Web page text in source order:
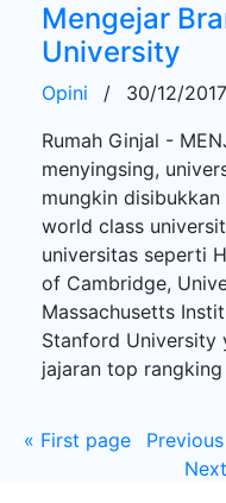
Mengejar
University
Opini /
30/12/2017
Rumah Ginjal -
menyingsing,
mungkin
world class
universitas seperti
of Cambridge,
Massachusetts
Stanford University
jajaran top rangking
« First page Previous
Next